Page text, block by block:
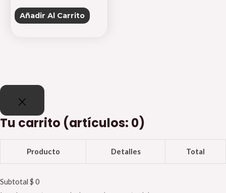
Añadir Al Carrito
Tu carrito (artículos: 0)
Producto Detalles Total
Subtotal $ 0